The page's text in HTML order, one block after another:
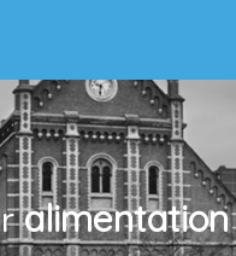
alimentation